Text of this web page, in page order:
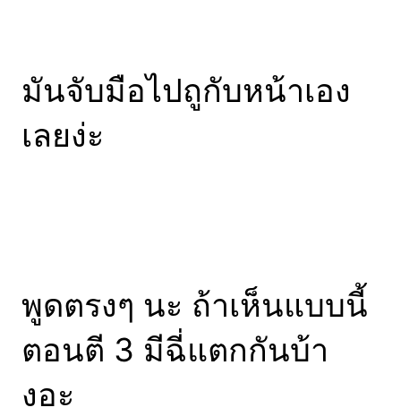
มันจับมือไปถูกับหน้าเอง
เลยง่ะ
พูดตรงๆ นะ ถ้าเห็นแบบนี้
ตอนตี 3 มีฉี่แตกกันบ้า
งอะ